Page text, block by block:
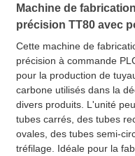
Machine de
précision TT80 avec
Cette machine de
précision à commande
pour la production de
carbone utilisés dans la
divers produits. L'unité
tubes carrés, des tubes
ovales, des tubes semi-
tréfilage. Idéale pour la